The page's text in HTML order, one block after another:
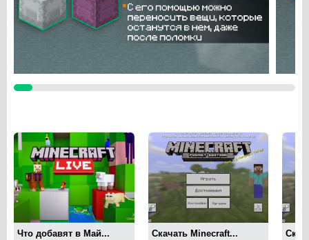
Что добавят в Май... Скачать Minecraft...